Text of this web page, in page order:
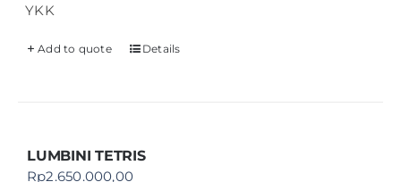
YKK
Add to quote Details
LUMBINI TETRIS
Rp2.650.000,00